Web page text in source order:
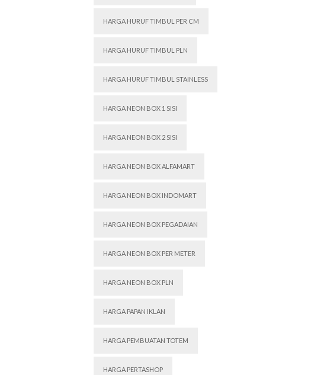
HARGA HURUF TIMBUL PER CM
HARGA HURUF TIMBUL PLN
HARGA HURUF TIMBUL STAINLESS
HARGA NEON BOX 1 SISI
HARGA NEON BOX 2 SISI
HARGA NEON BOX ALFAMART
HARGA NEON BOX INDOMART
HARGA NEON BOX PEGADAIAN
HARGA NEON BOX PER METER
HARGA NEON BOX PLN
HARGA PAPAN IKLAN
HARGA PEMBUATAN TOTEM
HARGA PERTASHOP